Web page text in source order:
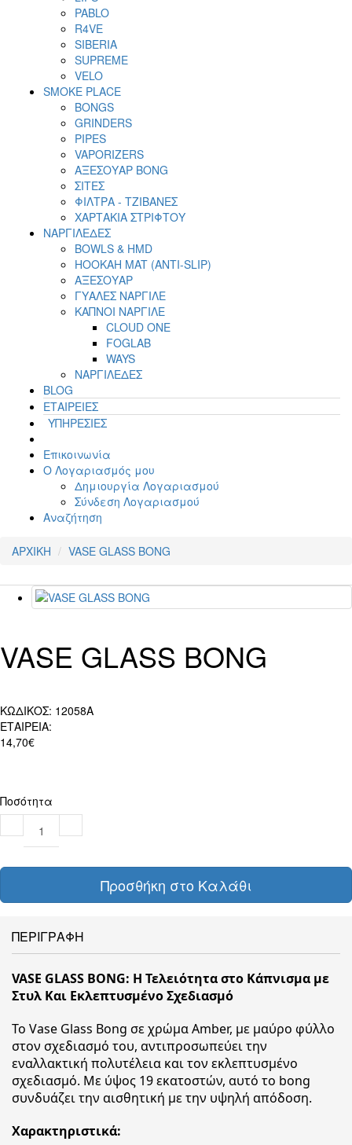
PABLO
R4VE
SIBERIA
SUPREME
VELO
SMOKE PLACE
BONGS
GRINDERS
PIPES
VAPORIZERS
ΑΞΕΣΟΥΑΡ BONG
ΣΙΤΕΣ
ΦΙΛΤΡΑ - ΤΖΙΒΑΝΕΣ
ΧΑΡΤΑΚΙΑ ΣΤΡΙΦΤΟΥ
ΝΑΡΓΙΛΕΔΕΣ
BOWLS & HMD
HOOKAH MAT (ANTI-SLIP)
ΑΞΕΣΟΥΑΡ
ΓΥΑΛΕΣ ΝΑΡΓΙΛΕ
ΚΑΠΝΟΙ ΝΑΡΓΙΛΕ
CLOUD ONE
FOGLAB
WAYS
ΝΑΡΓΙΛΕΔΕΣ
BLOG
ΕΤΑΙΡΕΙΕΣ
ΥΠΗΡΕΣΙΕΣ
Επικοινωνία
Ο Λογαριασμός μου
Δημιουργία Λογαριασμού
Σύνδεση Λογαριασμού
Αναζήτηση
ΑΡΧΙΚΗ VASE GLASS BONG
VASE GLASS BONG
ΚΩΔΙΚΟΣ: 12058A
ΕΤΑΙΡΕΙΑ:
14,70€
Ποσότητα
Προσθήκη στο Καλάθι
ΠΕΡΙΓΡΑΦΗ
VASE GLASS BONG: Η Τελειότητα στο Κάπνισμα με
Στυλ Και Εκλεπτυσμένο Σχεδιασμό
Το Vase Glass Bong σε χρώμα Amber, με μαύρο φύλλο
στον σχεδιασμό του, αντιπροσωπεύει την
εναλλακτική πολυτέλεια και τον εκλεπτυσμένο
σχεδιασμό. Με ύψος 19 εκατοστών, αυτό το bong
συνδυάζει την αισθητική με την υψηλή απόδοση.
Χαρακτηριστικά: